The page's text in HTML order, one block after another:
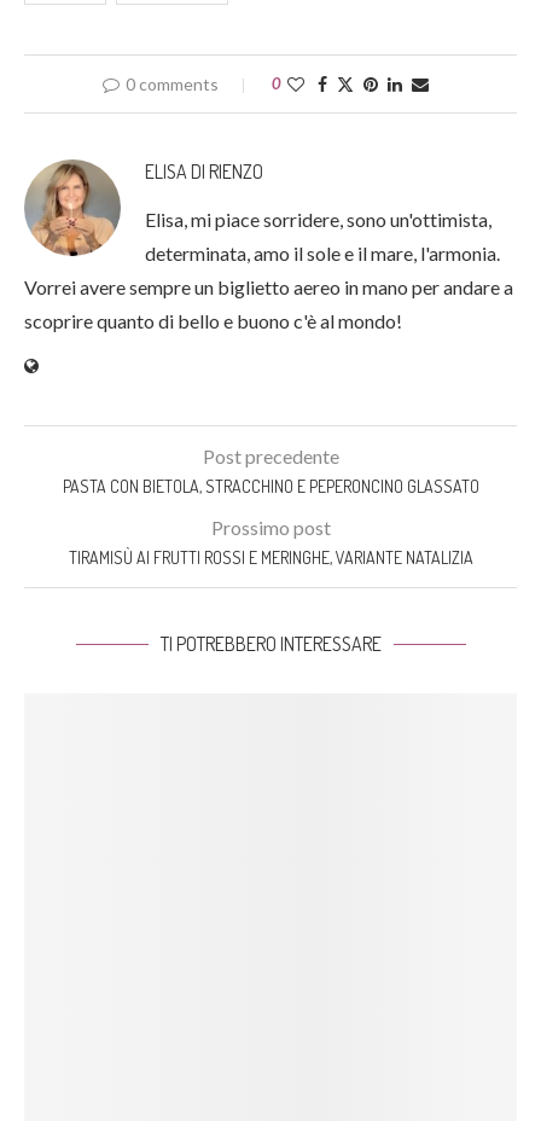
0 comments 0
ELISA DI RIENZO
Elisa, mi piace sorridere, sono un'ottimista,
determinata, amo il sole e il mare, l'armonia.
Vorrei avere sempre un biglietto aereo in mano per andare a
scoprire quanto di bello e buono c'è al mondo!
Post precedente
PASTA CON BIETOLA, STRACCHINO E PEPERONCINO GLASSATO
Prossimo post
TIRAMISÙ AI FRUTTI ROSSI E MERINGHE, VARIANTE NATALIZIA
TI POTREBBERO INTERESSARE